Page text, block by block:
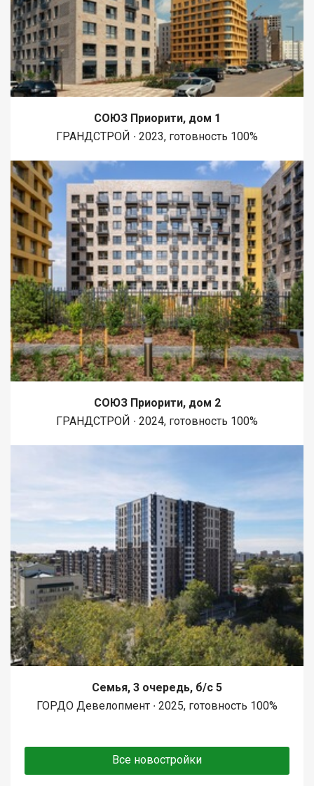
СОЮЗ Приорити, дом 1
ГРАНДСТРОЙ ∙ 2023, готовность 100%
СОЮЗ Приорити, дом 2
ГРАНДСТРОЙ ∙ 2024, готовность 100%
Семья, 3 очередь, б/с 5
ГОРДО Девелопмент ∙ 2025, готовность 100%
Все новостройки